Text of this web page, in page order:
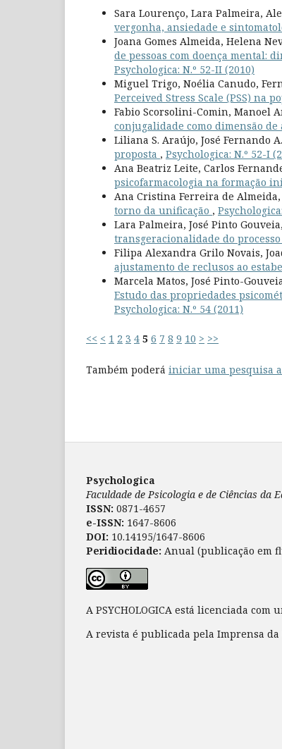
Sara Lourenço, Lara Palmeira,
vergonha, ansiedade e
Joana Gomes Almeida, Helena
de pessoas com doença mental:
Psychologica: N.º 52-II (2010)
Miguel Trigo, Noélia Canudo,
Perceived Stress Scale (PSS) na
Fabio Scorsolini-Comin, Manoel
conjugalidade como dimensão
Liliana S. Araújo, José Fernando
proposta , Psychologica: N.º 52-I
Ana Beatriz Leite, Carlos
psicofarmacologia na formação
Ana Cristina Ferreira de Almeida,
torno da unificação ,
Lara Palmeira, José Pinto
transgeracionalidade do
Filipa Alexandra Grilo Novais,
ajustamento de reclusos ao
Marcela Matos, José Pinto-
Estudo das propriedades
Psychologica: N.º 54 (2011)
<< < 1 2 3 4 5 6 7 8 9 10 > >>
Também poderá iniciar uma pesquisa
Psychologica
Faculdade de Psicologia e de Ciências da
ISSN: 0871-4657
e-ISSN: 1647-8606
DOI: 10.14195/1647-8606
Peridiocidade: Anual (publicação em
A PSYCHOLOGICA está licenciada com
A revista é publicada pela Imprensa